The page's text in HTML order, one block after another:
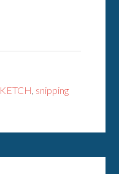
, snipping